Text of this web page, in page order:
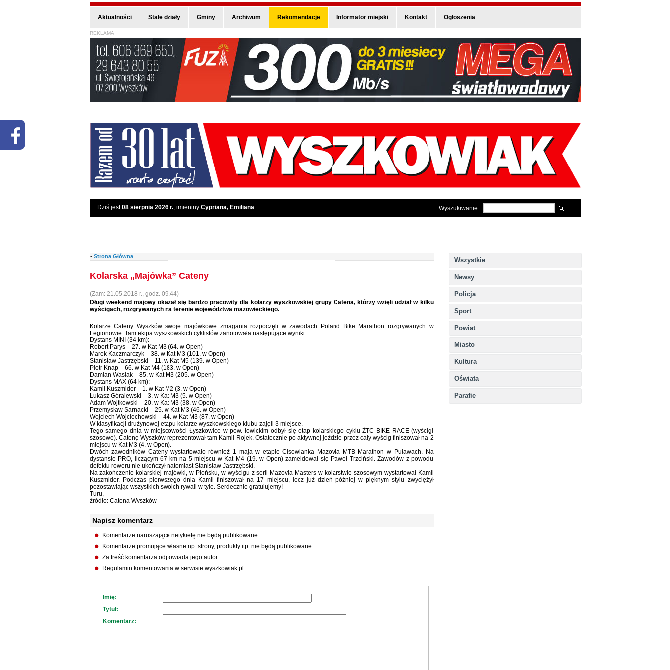
Aktualności Stałe działy Gminy Archiwum Rekomendacje Informator miejski Kontakt Ogłoszenia
REKLAMA
Dziś jest08 sierpnia 2026 r., imieniny Cypriana, Emiliana Wyszukiwanie:
Wszystkie
Newsy
Policja
Sport
Powiat
Miasto
Kultura
Oświata
Parafie
- Strona Główna
Kolarska „Majówka” Cateny
(Zam: 21.05.2018 r., godz. 09.44)
Długi weekend majowy okazał się bardzo pracowity dla kolarzy wyszkowskiej grupy Catena, którzy wzięli udział w kilku
wyścigach, rozgrywanych na terenie województwa mazowieckiego.
Kolarze Cateny Wyszków swoje majówkowe zmagania rozpoczęli w zawodach Poland Bike Marathon rozgrywanych w
Legionowie. Tam ekipa wyszkowskich cyklistów zanotowała następujące wyniki:
Dystans MINI (34 km):
Robert Parys – 27. w Kat M3 (64. w Open)
Marek Kaczmarczyk – 38. w Kat M3 (101. w Open)
Stanisław Jastrzębski – 11. w Kat M5 (139. w Open)
Piotr Knap – 66. w Kat M4 (183. w Open)
Damian Wasiak – 85. w Kat M3 (205. w Open)
Dystans MAX (64 km):
Kamil Kuszmider – 1. w Kat M2 (3. w Open)
Łukasz Góralewski – 3. w Kat M3 (5. w Open)
Adam Wojtkowski – 20. w Kat M3 (38. w Open)
Przemysław Sarnacki – 25. w Kat M3 (46. w Open)
Wojciech Wojciechowski – 44. w Kat M3 (87. w Open)
W klasyfikacji drużynowej etapu kolarze wyszkowskiego klubu zajęli 3 miejsce.
Tego samego dnia w miejscowości Łyszkowice w pow. łowickim odbył się etap kolarskiego cyklu ŻTC BIKE RACE (wyścigi
szosowe). Catenę Wyszków reprezentował tam Kamil Rojek. Ostatecznie po aktywnej jeździe przez cały wyścig finiszował na 2
miejscu w Kat M3 (4. w Open).
Dwóch zawodników Cateny wystartowało również 1 maja w etapie Cisowianka Mazovia MTB Marathon w Puławach. Na
dystansie PRO, liczącym 67 km na 5 miejscu w Kat M4 (19. w Open) zameldował się Paweł Trzciński. Zawodów z powodu
defektu roweru nie ukończył natomiast Stanisław Jastrzębski.
Na zakończenie kolarskiej majówki, w Płońsku, w wyścigu z serii Mazovia Masters w kolarstwie szosowym wystartował Kamil
Kuszmider. Podczas pierwszego dnia Kamil finiszował na 17 miejscu, lecz już dzień później w pięknym stylu zwyciężył
pozostawiając wszystkich swoich rywali w tyle. Serdecznie gratulujemy!
Turu,
źródło: Catena Wyszków
Napisz komentarz
Komentarze naruszające netykietę nie będą publikowane.
Komentarze promujące własne np. strony, produkty itp. nie będą publikowane.
Za treść komentarza odpowiada jego autor.
Regulamin komentowania w serwisie wyszkowiak.pl
Imię:
Tytuł:
Komentarz: